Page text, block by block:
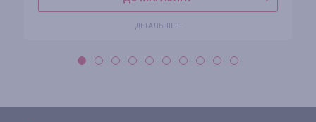
ДЕТАЛЬНІШЕ